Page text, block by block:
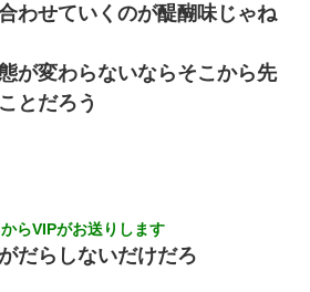
クビになった。しかし元職場の主要取
だったので…
ら突然「飲み会しよう」と誘われたがお
「ブスのくせにドレスなんか着ちゃっ
わせていくのが醍醐味じゃね
が変わらないならそこから先
とだろう
らVIPがお送りします
だらしないだけだろ